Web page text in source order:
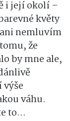
i její okolí –
květy
nemluvím
že
by mne ale,
váhu.
to…